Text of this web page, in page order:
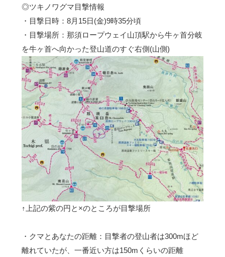
◎ツキノワグマ目撃情報
・目撃日時：8月15日(金)9時35分頃
・目撃場所：那須ロープウェイ山頂駅から牛ヶ首分岐
を牛ヶ首へ向かった登山道のすぐ右側(山側)
↑上記の紫の円と×のところが目撃場所
・クマとあなたの距離：目撃者の登山者は300mほど
離れていたが、一番近い方は150mくらいの距離